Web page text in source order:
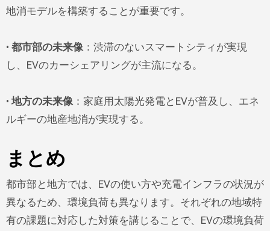
地消モデルを構築することが重要です。
• 都市部の未来像：渋滞のないスマートシティが実現
し、EVのカーシェアリングが主流になる。
• 地方の未来像：家庭用太陽光発電とEVが普及し、エネ
ルギーの地産地消が実現する。
まとめ
都市部と地方では、EVの使い方や充電インフラの状況が
異なるため、環境負荷も異なります。それぞれの地域特
有の課題に対応した対策を講じることで、EVの環境負荷